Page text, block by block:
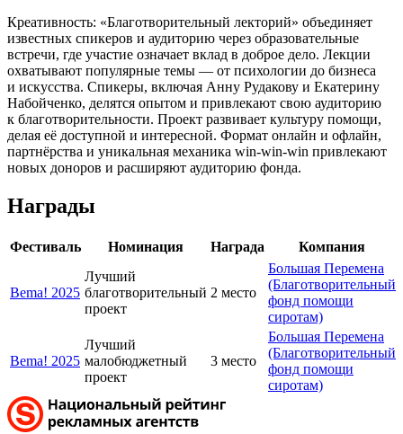
Креативность: «Благотворительный лекторий» объединяет
известных спикеров и аудиторию через образовательные
встречи, где участие означает вклад в доброе дело. Лекции
охватывают популярные темы — от психологии до бизнеса
и искусства. Спикеры, включая Анну Рудакову и Екатерину
Набойченко, делятся опытом и привлекают свою аудиторию
к благотворительности. Проект развивает культуру помощи,
делая её доступной и интересной. Формат онлайн и офлайн,
партнёрства и уникальная механика win-win-win привлекают
новых доноров и расширяют аудиторию фонда.
Награды
Фестиваль Номинация Награда Компания
Bema! 2025
Лучший
благотворительный
проект
2 место
Большая Перемена
(Благотворительный
фонд помощи
сиротам)
Bema! 2025
Лучший
малобюджетный
проект
3 место
Большая Перемена
(Благотворительный
фонд помощи
сиротам)